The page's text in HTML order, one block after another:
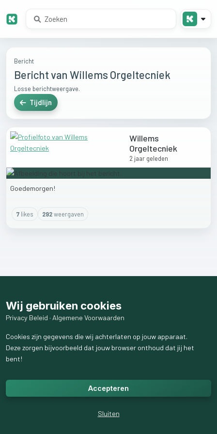
Bericht
Bericht van Willems Orgeltecniek
Losse berichtweergave.
Tijdlijn
Willems
Orgeltecniek
2 jaar geleden
Goedemorgen!
7likes 292weergaven
Wij gebruiken cookies
Privacy Beleid · Algemene Voorwaarden
Cookies zijn gegevens die wij achterlaten op jouw apparaat.
Deze zorgen bijvoorbeeld dat jouw browser onthoud dat jij het
bent!
Accepteren
Sluiten